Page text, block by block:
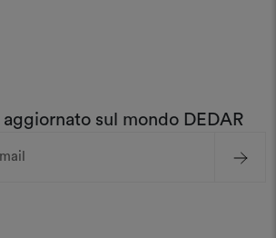
aggiornato sul mondo DEDAR